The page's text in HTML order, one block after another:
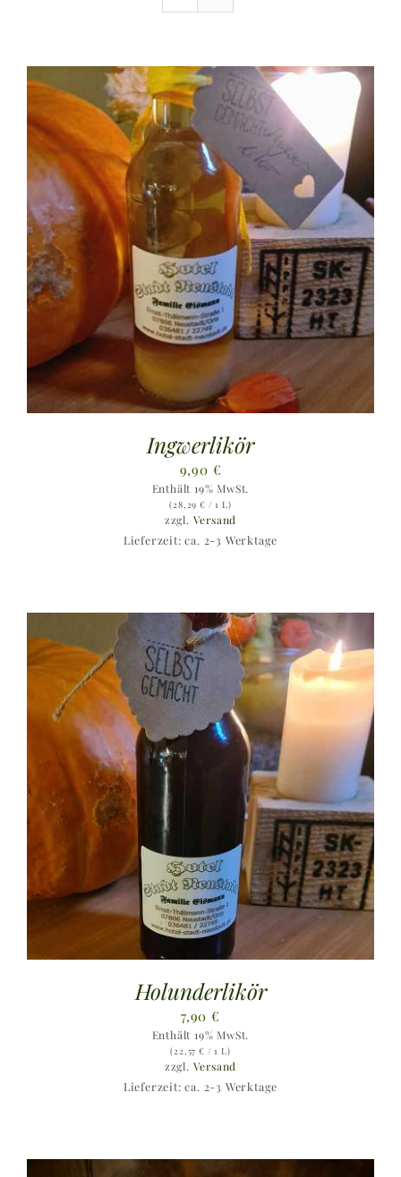
Anfahrt + Kontakt
Ingwerlikör
9,90 €
Enthält 19% MwSt.
(28,29€ / 1 L)
zzgl. Versand
Lieferzeit: ca. 2-3 Werktage
Holunderlikör
7,90€
Enthält 19% MwSt.
(22,57€ / 1 L)
zzgl. Versand
Lieferzeit: ca. 2-3 Werktage